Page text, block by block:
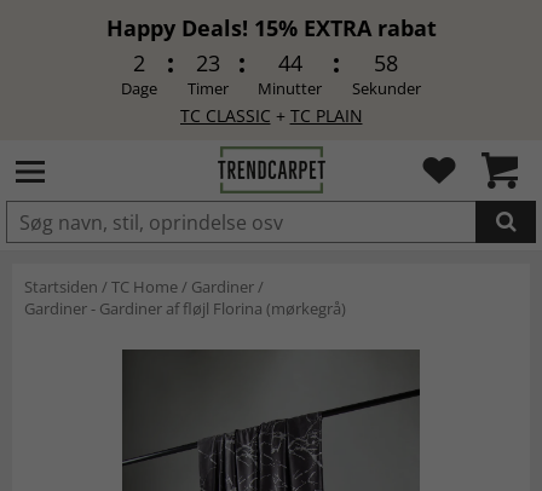
Happy Deals! 15% EXTRA rabat
2
Dage
23
Timer
44
Minutter
58
Sekunder
TC CLASSIC + TC PLAIN
LAGT I INDKØBSKURVEN.
Startsiden /TC Home/ Gardiner/
Gardiner - Gardiner af fløjl Florina (mørkegrå)